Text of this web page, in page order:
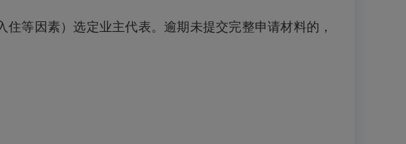
等因素）选定业主代表。逾期未提交完整申请材料的，